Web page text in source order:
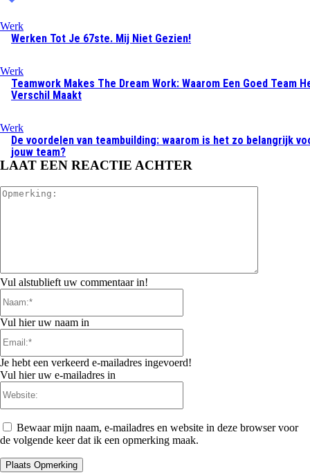
Werk
Werken Tot Je 67ste. Mij Niet Gezien!
Werk
Teamwork Makes The Dream Work: Waarom Een Goed Team
Verschil Maakt
Werk
De voordelen van teambuilding: waarom is het zo belangrijk
jouw team?
LAAT EEN REACTIE ACHTER
Vul alstublieft uw commentaar in!
Vul hier uw naam in
Je hebt een verkeerd e-mailadres ingevoerd!
Vul hier uw e-mailadres in
Bewaar mijn naam, e-mailadres en website in deze browser voor
de volgende keer dat ik een opmerking maak.